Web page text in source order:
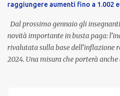
raggiungere aumenti fino a 1.002
Dal prossimo gennaio gli
novità importante in busta paga:
rivalutata sulla base dell’inflazione
2024. Una misura che porterà